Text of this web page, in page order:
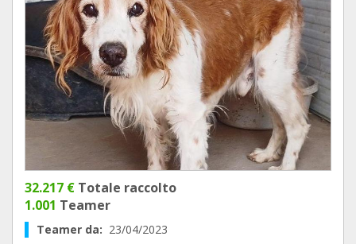
32.217 € Totale raccolto
1.001 Teamer
Teamer da: 23/04/2023